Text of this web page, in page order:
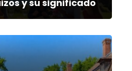
y su significado